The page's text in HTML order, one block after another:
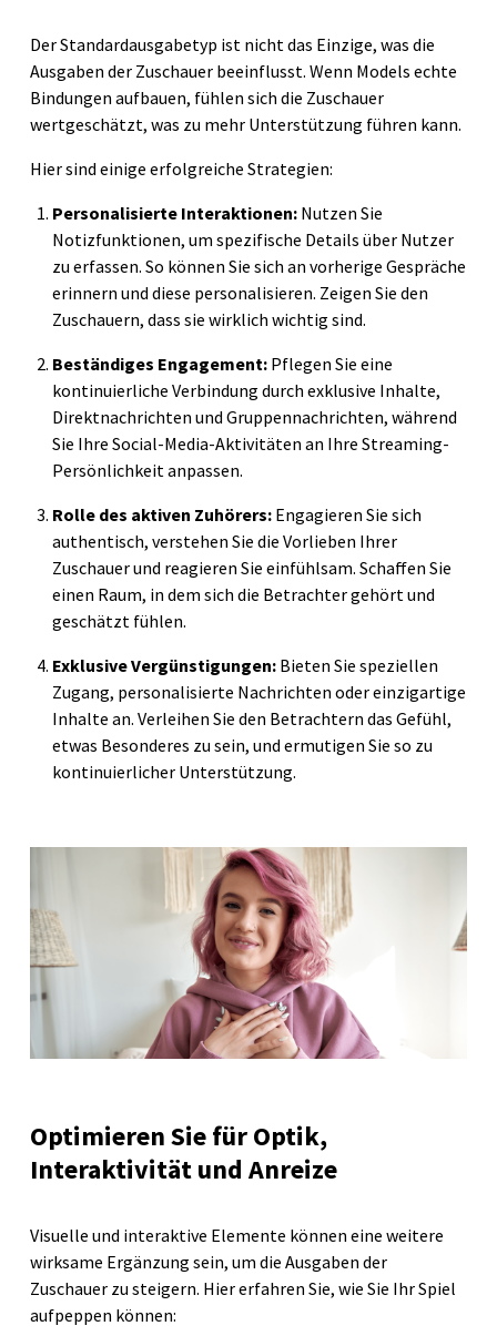
Der Standardausgabetyp ist nicht das Einzige, was die
Ausgaben der Zuschauer beeinflusst. Wenn Models echte
Bindungen aufbauen, fühlen sich die Zuschauer
wertgeschätzt, was zu mehr Unterstützung führen kann.
Hier sind einige erfolgreiche Strategien:
Personalisierte Interaktionen: Nutzen Sie
Notizfunktionen, um spezifische Details über Nutzer
zu erfassen. So können Sie sich an vorherige Gespräche
erinnern und diese personalisieren. Zeigen Sie den
Zuschauern, dass sie wirklich wichtig sind.
Beständiges Engagement: Pflegen Sie eine
kontinuierliche Verbindung durch exklusive Inhalte,
Direktnachrichten und Gruppennachrichten, während
Sie Ihre Social-Media-Aktivitäten an Ihre Streaming-
Persönlichkeit anpassen.
Rolle des aktiven Zuhörers: Engagieren Sie sich
authentisch, verstehen Sie die Vorlieben Ihrer
Zuschauer und reagieren Sie einfühlsam. Schaffen Sie
einen Raum, in dem sich die Betrachter gehört und
geschätzt fühlen.
Exklusive Vergünstigungen: Bieten Sie speziellen
Zugang, personalisierte Nachrichten oder einzigartige
Inhalte an. Verleihen Sie den Betrachtern das Gefühl,
etwas Besonderes zu sein, und ermutigen Sie so zu
kontinuierlicher Unterstützung.
Optimieren Sie für Optik,
Interaktivität und Anreize
Visuelle und interaktive Elemente können eine weitere
wirksame Ergänzung sein, um die Ausgaben der
Zuschauer zu steigern. Hier erfahren Sie, wie Sie Ihr Spiel
aufpeppen können: